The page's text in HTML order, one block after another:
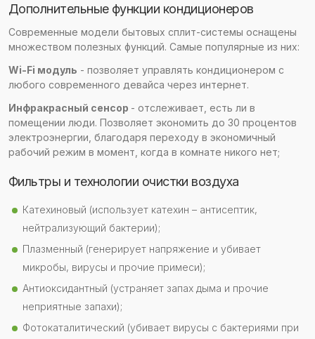
Дополнительные функции кондиционеров
Современные модели бытовых сплит-системы оснащены
множеством полезных функций. Самые популярные из них:
Wi-Fi модуль - позволяет управлять кондиционером с
любого современного девайса через интернет.
Инфракрасный сенсор - отслеживает, есть ли в
помещении люди. Позволяет экономить до 30 процентов
электроэнергии, благодаря переходу в экономичный
рабочий режим в момент, когда в комнате никого нет;
Фильтры и технологии очистки воздуха
Катехиновый (использует катехин – антисептик,
нейтрализующий бактерии);
Плазменный (генерирует напряжение и убивает
микробы, вирусы и прочие примеси);
Антиоксидантный (устраняет запах дыма и прочие
неприятные запахи);
Фотокаталитический (убивает вирусы с бактериями при